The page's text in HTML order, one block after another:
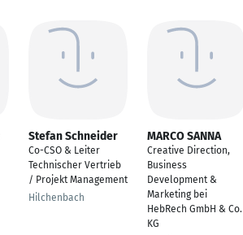
Stefan Schneider
Co-CSO & Leiter
Technischer Vertrieb
/ Projekt Management
Hilchenbach
MARCO SANNA
Creative Direction,
Business
Development &
Marketing bei
HebRech GmbH & Co.
KG